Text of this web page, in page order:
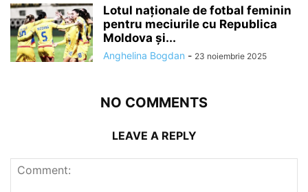
Lotul naționale de fotbal feminin
pentru meciurile cu Republica
Moldova și...
Anghelina Bogdan - 23 noiembrie 2025
NO COMMENTS
LEAVE A REPLY